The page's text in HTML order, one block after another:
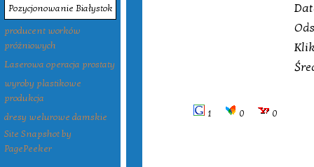
Pozycjonowanie Białystok
producent worków
próżniowych
Laserowa operacja prostaty
wyroby plastikowe
produkcja
dresy welurowe damskie
Site Snapshot by
PagePeeker
1 0 0